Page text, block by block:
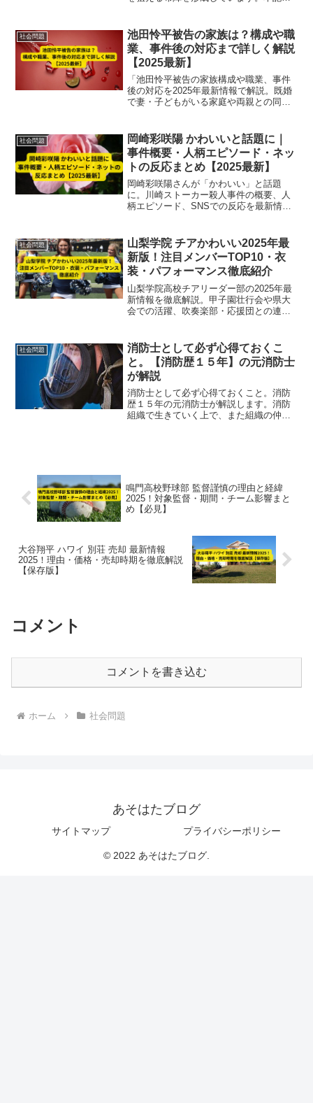
目選手トップ5、さらに戦力分析まで詳し
く解説します...
社会問題
池田怜平被告の家族は？構成や職
業、事件後の対応まで詳しく解説
【2025最新】
「池田怜平被告の家族構成や職業、事件
後の対応を2025年最新情報で解説。既婚
で妻・子どもがいる家庭や両親との同居
社会問題
岡崎彩咲陽 かわいいと話題に｜
事件概要・人柄エピソード・ネッ
トの反応まとめ【2025最新】
岡崎彩咲陽さんが「かわいい」と話題
に。川崎ストーカー殺人事件の概要、人
柄エピソード、SNSでの反応を最新情報
社会問題
山梨学院 チアかわいい2025年最
新版！注目メンバーTOP10・衣
装・パフォーマンス徹底紹介
山梨学院高校チアリーダー部の2025年最
新情報を徹底解説。甲子園壮行会や県大
会での活躍、吹奏楽部・応援団との連
社会問題
消防士として必ず心得ておくこ
と。【消防歴１５年】の元消防士
が解説
消防士として必ず心得ておくこと。消防
歴１５年の元消防士が解説します。消防
組織で生きていく上で、また組織の仲間
鳴門高校野球部 監督謹慎の理由と経緯
2025！対象監督・期間・チーム影響まと
め【必見】
大谷翔平 ハワイ 別荘 売却 最新情報
2025！理由・価格・売却時期を徹底解説
【保存版】
コメント
コメントを書き込む
ホーム 社会問題
あそはたブログ
サイトマップ プライバシーポリシー
© 2022 あそはたブログ.